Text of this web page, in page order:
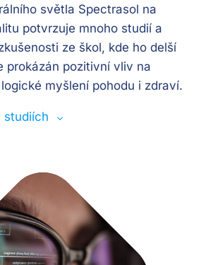
světla Spectrasol na
potvrzuje mnoho studií a
ze škol, kde ho delší
prokázán pozitivní vliv na
myšlení pohodu i zdraví.
studiích